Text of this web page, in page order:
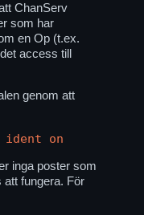
ChanServ
som har
en Op (t.ex.
access till
genom att
ident on
inga poster som
fungera. För